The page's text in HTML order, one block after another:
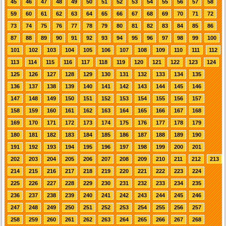
45 46 47 48 49 50 51 52 53 54 55 56 57
58
59
60 61 62 63 64 65 66 67 68 69 70 71
72
73
74 75 76 77 78 79 80 81 82 83 84 85
86
87
88 89 90 91 92 93 94 95 96 97 98 99
100
101
102 103 104 105 106 107 108 109 110 111
112
113
114 115 116 117 118 119 120 121 122 123
124
125
126 127 128 129 130 131 132 133 134
135
136
137 138 139 140 141 142 143 144 145
146
147
148 149 150 151 152 153 154 155 156
157
158
159 160 161 162 163 164 165 166 167
168
169
170 171 172 173 174 175 176 177 178
179
180
181 182 183 184 185 186 187 188 189
190
191
192 193 194 195 196 197 198 199 200
201
202
203 204 205 206 207 208 209 210 211 212
213
214
215 216 217 218 219 220 221 222 223
224
225
226 227 228 229 230 231 232 233 234
235
236
237 238 239 240 241 242 243 244 245
246
247
248 249 250 251 252 253 254 255 256
257
258
259 260 261 262 263 264 265 266 267 268